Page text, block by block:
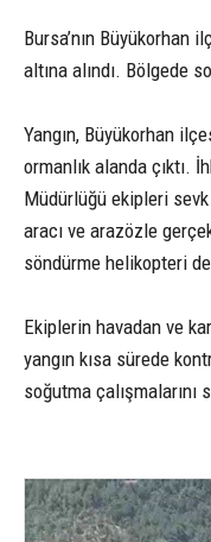
Bursa’nın Büyükorhan
altına alındı. Bölgede
Yangın, Büyükorhan
ormanlık alanda çıktı.
Müdürlüğü ekipleri
aracı ve arazözle
söndürme helikopteri
Ekiplerin havadan ve
yangın kısa sürede
soğutma çalışmalarını